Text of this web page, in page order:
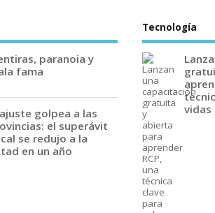
paranoia y
fama
golpea a las
el superávit
se redujo a la
en un año
Tecnología
vidas